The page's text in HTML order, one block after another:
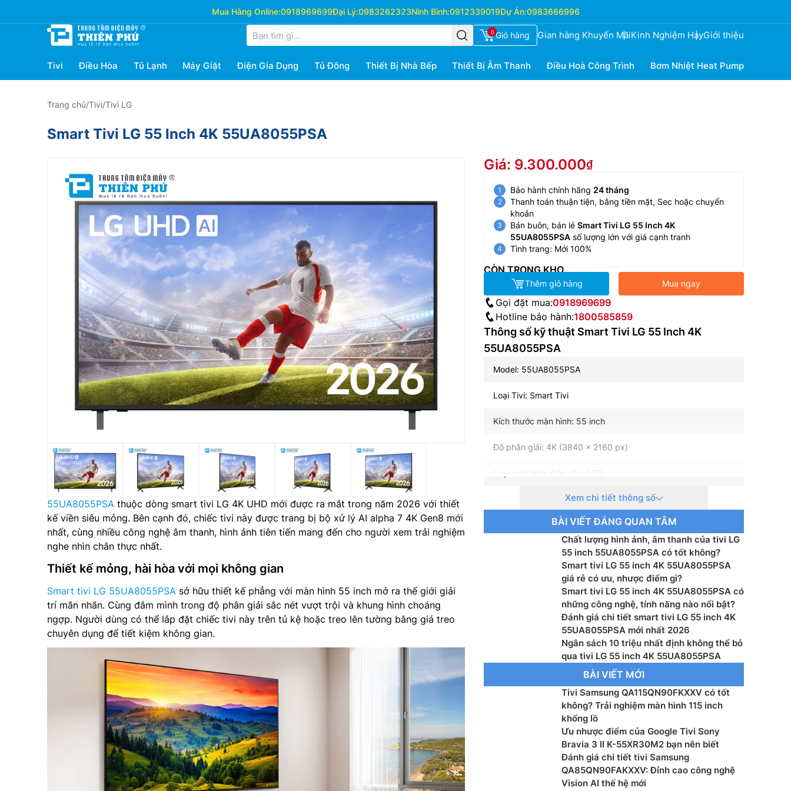
Mua Hàng Online:0918969699Đại Lý:0983262323Ninh Bình:0912339019Dự Án:0983666996
0 Giỏ hàng Gian hàng Khuyến MãiKinh Nghiệm HayGiới thiệu
Tivi Điều Hòa Tủ Lạnh Máy Giặt Điện Gia Dụng Tủ Đông Thiết Bị Nhà Bếp Thiết Bị Âm Thanh Điều Hoà Công Trình Bơm Nhiệt Heat Pump
Trang chủ/Tivi/Tivi LG
Smart Tivi LG 55 Inch 4K 55UA8055PSA
55UA8055PSA thuộc dòng smart tivi LG 4K UHD mới được ra mắt trong năm 2026 với thiết
kế viền siêu mỏng. Bên cạnh đó, chiếc tivi này được trang bị bộ xử lý AI alpha 7 4K Gen8 mới
nhất, cùng nhiều công nghệ âm thanh, hình ảnh tiên tiến mang đến cho người xem trải nghiệm
nghe nhìn chân thực nhất.
Thiết kế mỏng, hài hòa với mọi không gian
Smart tivi LG 55UA8055PSA sở hữu thiết kế phẳng với màn hình 55 inch mở ra thế giới giải
trí mãn nhãn. Cùng đắm mình trong độ phân giải sắc nét vượt trội và khung hình choáng
ngợp. Người dùng có thể lắp đặt chiếc tivi này trên tủ kệ hoặc treo lên tường bằng giá treo
chuyên dụng để tiết kiệm không gian.
Giá: 9.300.000
Bảo hành chính hãng 24 tháng
Thanh toán thuận tiện, bằng tiền mặt, Sec hoặc chuyển
khoản
Bán buôn, bán lẻ Smart Tivi LG 55 Inch 4K
55UA8055PSA số lượng lớn với giá cạnh tranh
Tình trang: Mới 100%
CÒN TRONG KHO
Thêm giỏ hàng Mua ngay
Gọi đặt mua:0918969699
Hotline bảo hành:1800585859
Thông số kỹ thuật Smart Tivi LG 55 Inch 4K
55UA8055PSA
Model: 55UA8055PSA
Loại Tivi: Smart Tivi
Kích thước màn hình: 55 inch
Độ phân giải: 4K (3840 x 2160 px)
Loại màn hình: Đèn nền: LED
Tần số quét: 60 Hz
Hệ điều hành – Giao diện: WebOS
Bộ xử lý: α7 AI 4K Gen8
Tổng công suất loa: 20 W
Hệ thống loa: 2.0 Ch
Công nghệ âm thanh: AI Sound Pro (Virtual 9.1.2 Up-mix)
Tìm kiếm bằng giọng nói: Tìm kiếm giọng nói trên YouTube
bằng tiếng Việt
Truyền thanh Kỹ thuật số: DVB-T2 (*VN: DVB-T2C)
Kết nối: Wifi 6, Bluetooth, HDMI, USB, Anynet+ (HDMI-CEC),
Ethernet (LAN), HDMI Audio Return Channel, HDMI (High
Frame Rate), RF In (Terrestrial / Cable input)
Điều khiển từ xa: Có
Xem chi tiết thông số
BÀI VIẾT ĐÁNG QUAN TÂM
Chất lượng hình ảnh, âm thanh của tivi LG
55 inch 55UA8055PSA có tốt không?
Smart tivi LG 55 inch 4K 55UA8055PSA
giá rẻ có ưu, nhược điểm gì?
Smart tivi LG 55 inch 4K 55UA8055PSA có
những công nghệ, tính năng nào nổi bật?
Đánh giá chi tiết smart tivi LG 55 inch 4K
55UA8055PSA mới nhất 2026
Ngân sách 10 triệu nhất định không thể bỏ
qua tivi LG 55 inch 4K 55UA8055PSA
BÀI VIẾT MỚI
Tivi Samsung QA115QN90FKXXV có tốt
không? Trải nghiệm màn hình 115 inch
khổng lồ
Ưu nhược điểm của Google Tivi Sony
Bravia 3 II K-55XR30M2 bạn nên biết
Đánh giá chi tiết tivi Samsung
QA85QN90FAKXXV: Đỉnh cao công nghệ
Vision AI thế hệ mới